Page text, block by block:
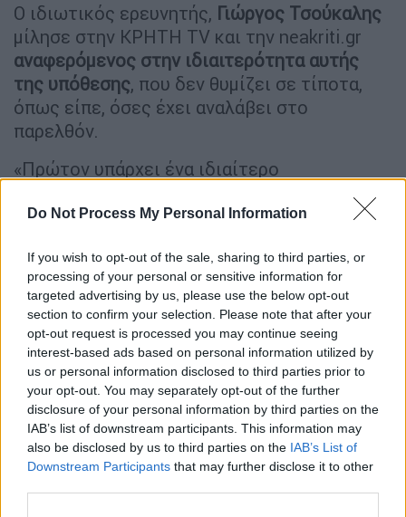
Do Not Process My Personal Information
If you wish to opt-out of the sale, sharing to third parties, or
processing of your personal or sensitive information for
targeted advertising by us, please use the below opt-out
section to confirm your selection. Please note that after your
opt-out request is processed you may continue seeing
interest-based ads based on personal information utilized by
us or personal information disclosed to third parties prior to
your opt-out. You may separately opt-out of the further
disclosure of your personal information by third parties on the
IAB’s list of downstream participants. This information may
also be disclosed by us to third parties on the IAB’s List of
Downstream Participants that may further disclose it to other
Ο ιδιωτικός ερευνητής, Γιώργος Τσούκαλης
μίλησε στην ΚΡΗΤΗ TV και την neakriti.gr
αναφερόμενος στην ιδιαιτερότητα αυτής
της υπόθεσης, που δεν θυμίζει σε τίποτα,
όπως είπε, όσες έχει αναλάβει στο
παρελθόν.
«Πρώτον υπάρχει ένα ιδιαίτερο
πληροφορία. Οι μόνες πληροφορίες που
τα εργαλεία τα οποία έχουν στη διάθεσή
τους είναι η άρση του απορρήτου του
τηλεφώνου, που πιστεύω ότι θα είναι πάρα
πολύ χρήσιμη για την λύση αυτής της
εξίσωσης.Η ανακριτική επιστήμη, και λέω
ανακριτική επιστήμη, διότι όταν κάποιος
λέει την αλήθεια πάντα θα λέει τα ίδια όσες
φορές κι αν ερωτηθεί για ένα συγκεκριμένο
θέμα. Εδώ λοιπόν οι άνθρωποι οι οποίοι
έχουν κληθεί να καταθέσουν και θα
ξανακληθούν, όποιος ενδεχομένως δεν έχει